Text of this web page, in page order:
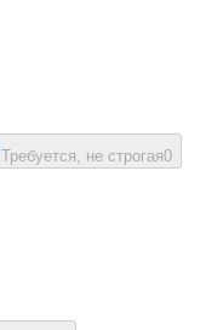
Требуется, не строгая0